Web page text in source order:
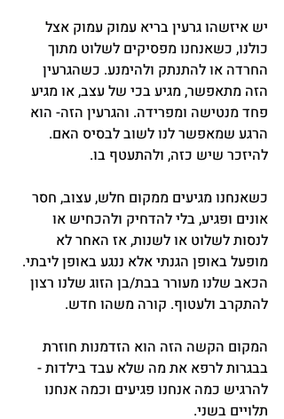
יש איזשהו גרעין בריא עמוק עמוק אצל
כולנו, כשאנחנו מפסיקים לשלוט מתוך
החרדה או להתנתק ולהימנע. כשהגרעין
הזה מתאפשר, מגיע בכי של עצב, או מגיע
פחד מנטישה ומפרידה. והגרעין הזה- הוא
הרגע שמאפשר לנו לשוב לבסיס האם.
להיזכר שיש כזה, ולהתעטף בו.
כשאנחנו מגיעים ממקום חלש, עצוב, חסר
אונים ופגיע, בלי להדחיק ולהכחיש או
לנסות לשלוט או לשנות, אז האחר לא
מופעל באופן הגנתי אלא ננגע באופן ליבתי.
הכאב שלנו מעורר בבת/בן הזוג שלנו רצון
להתקרב ולעטוף. קורה משהו חדש.
המקום הקשה הזה הוא הזדמנות חוזרת
בבגרות לרפא את מה שלא עבד בילדות -
להרגיש כמה אנחנו פגיעים וכמה אנחנו
תלויים בשני.